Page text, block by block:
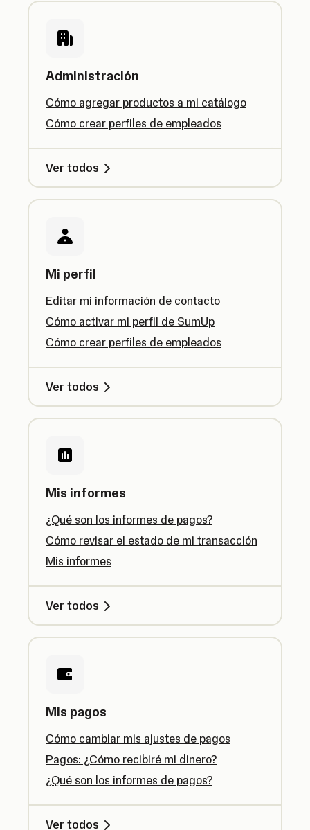
Administración
Cómo agregar productos a mi catálogo
Cómo crear perfiles de empleados
Ver todos
Mi perfil
Editar mi información de contacto
Cómo activar mi perfil de SumUp
Cómo crear perfiles de empleados
Ver todos
Mis informes
¿Qué son los informes de pagos?
Cómo revisar el estado de mi transacción
Mis informes
Ver todos
Mis pagos
Cómo cambiar mis ajustes de pagos
Pagos: ¿Cómo recibiré mi dinero?
¿Qué son los informes de pagos?
Ver todos